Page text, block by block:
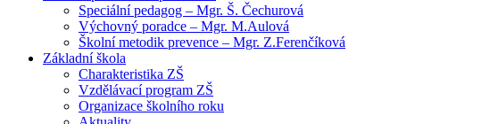
Speciální pedagog – Mgr. Š. Čechurová
Výchovný poradce – Mgr. M.Aulová
Školní metodik prevence – Mgr. Z.Ferenčíková
Základní škola
Charakteristika ZŠ
Vzdělávací program ZŠ
Organizace školního roku